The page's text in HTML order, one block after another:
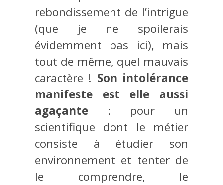
rebondissement de l’intrigue
(que je ne spoilerais
évidemment pas ici), mais
tout de même, quel mauvais
caractère ! Son intolérance
manifeste est elle aussi
agaçante : pour un
scientifique dont le métier
consiste à étudier son
environnement et tenter de
le comprendre, le